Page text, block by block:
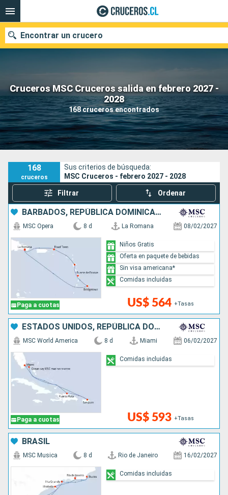
Cruceros MSC Cruceros salida en febrero 2027 -
2028
168 cruceros encontrados
Encontrar un crucero
Nuestros destinos
Fecha de salida
Puertos Compañías
Buscar
168
cruceros
Sus criterios de búsqueda:
MSC Cruceros - febrero 2027 - 2028
Filtrar Ordenar
BARBADOS, REPÚBLICA DOMINICANA
Paga a cuotas
MSC Opera 8 d La Romana 08/02/2027
US$ 564 +Tasas
Niños Gratis
Oferta en paquete de bebidas
Sin visa americana*
Comidas incluidas
ESTADOS UNIDOS, REPÚBLICA DOMINICANA, PUERTO RICO, BAHAMAS
Paga a cuotas
MSC World America 8 d Miami 06/02/2027
US$ 593 +Tasas
Comidas incluidas
BRASIL
MSC Musica 8 d Rio de Janeiro 16/02/2027
Comidas incluidas